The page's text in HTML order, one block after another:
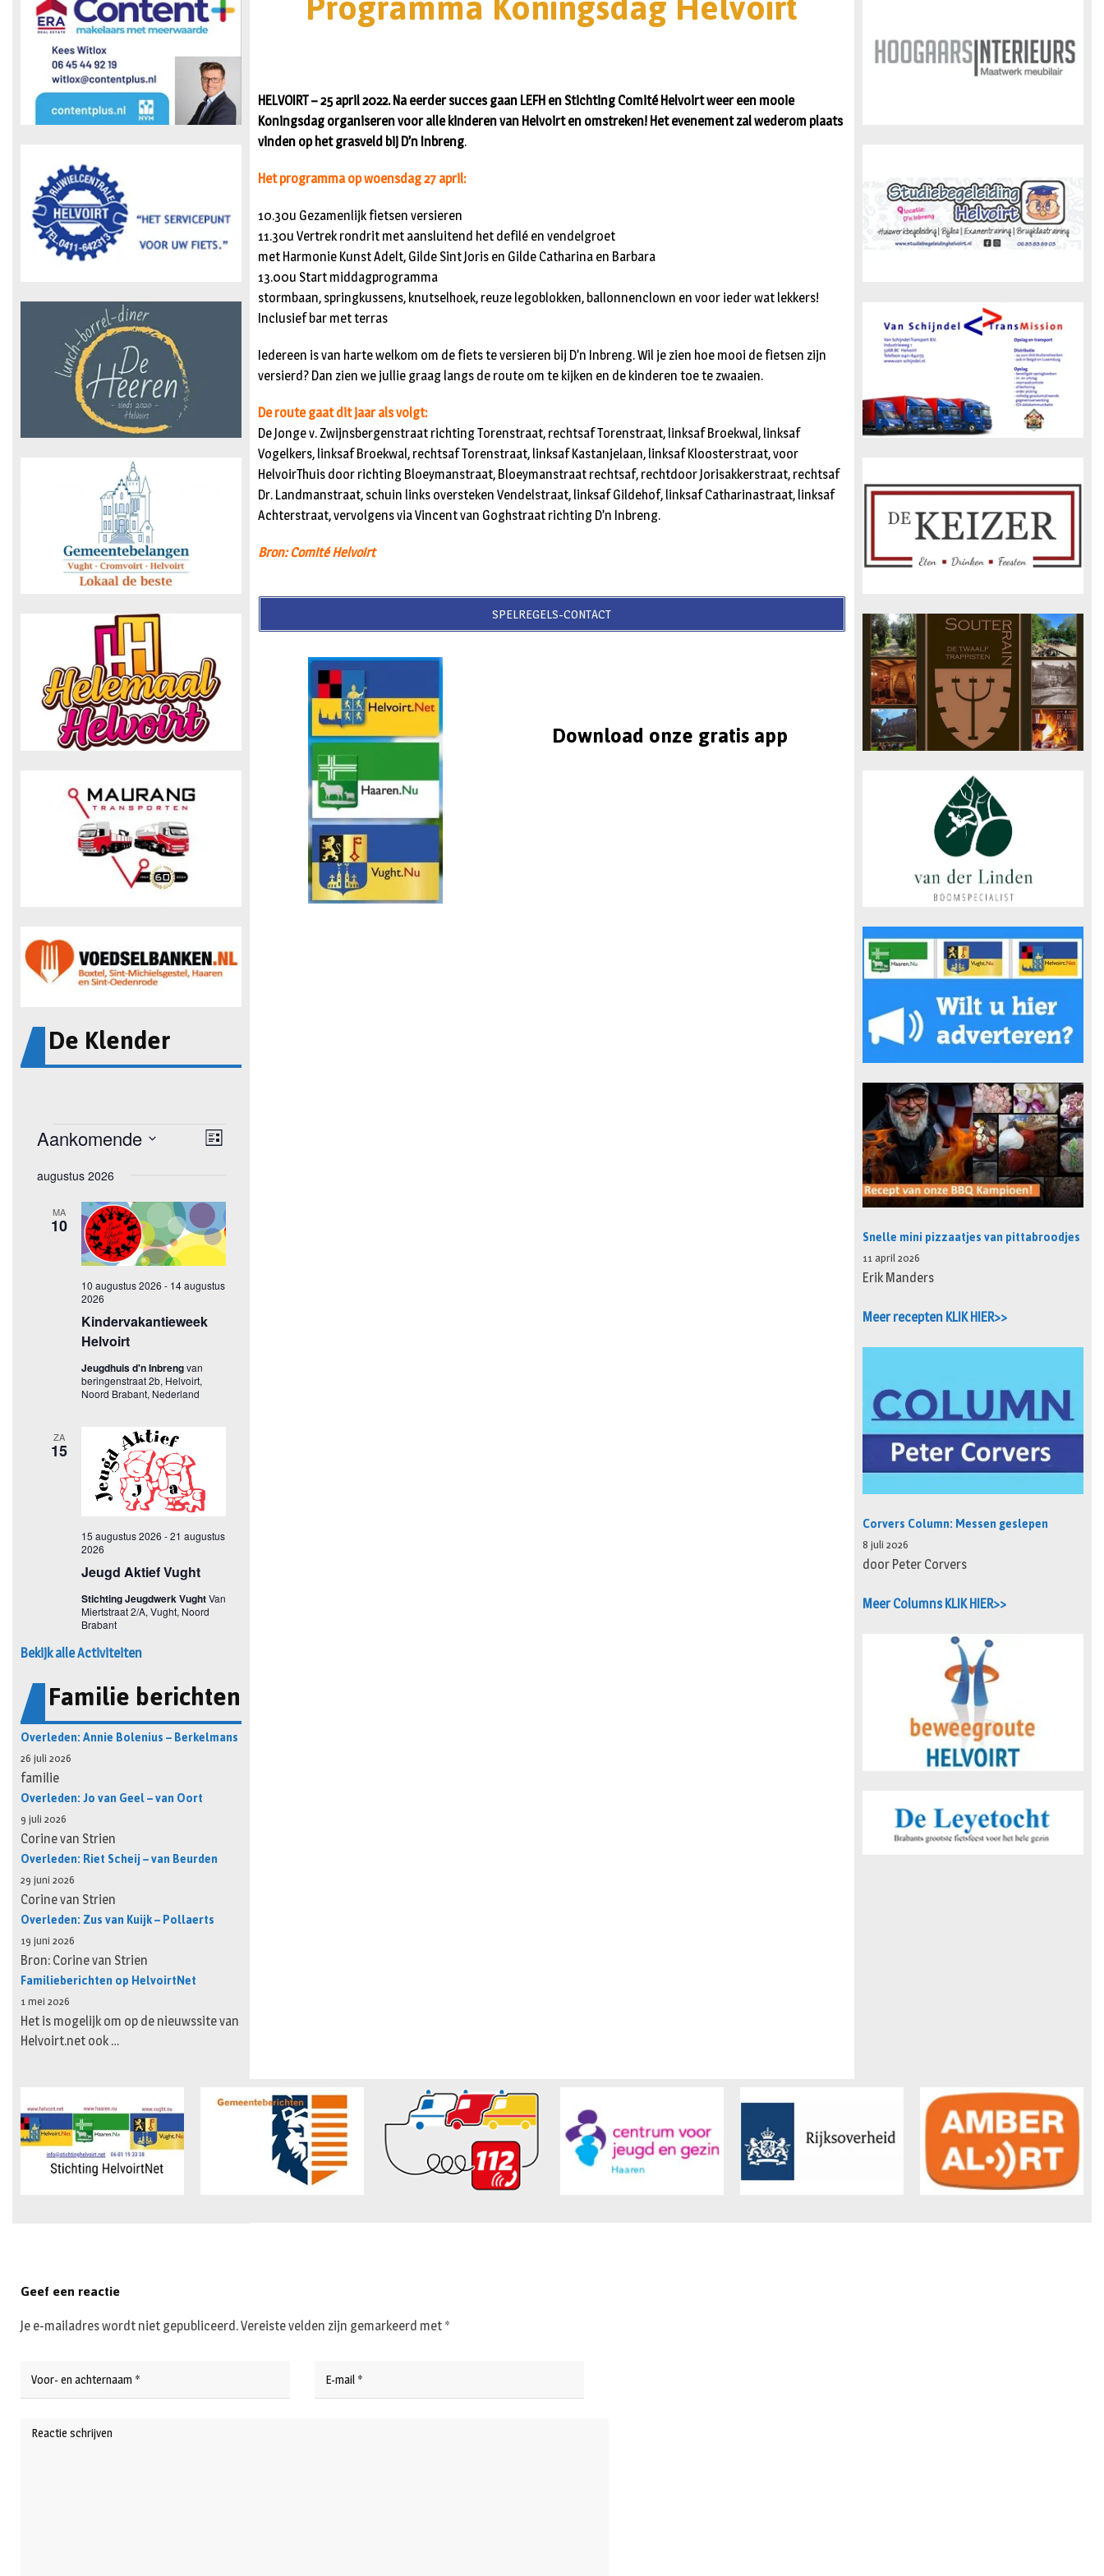
De Klender
Bekijk alle Activiteiten
Familie berichten
Overleden: Annie Bolenius – Berkelmans
26 juli 2026
familie
Overleden: Jo van Geel – van Oort
9 juli 2026
Corine van Strien
Overleden: Riet Scheij – van Beurden
29 juni 2026
Corine van Strien
Overleden: Zus van Kuijk – Pollaerts
19 juni 2026
Bron: Corine van Strien
Familieberichten op HelvoirtNet
1 mei 2026
Het is mogelijk om op de nieuwssite van
Helvoirt.net ook …
HELVOIRT – 25 april 2022. Na eerder succes gaan LEFH en Stichting Comité Helvoirt weer een mooie
Koningsdag organiseren voor alle kinderen van Helvoirt en omstreken! Het evenement zal wederom plaats
vinden op het grasveld bij D’n Inbreng.
Het programma op woensdag 27 april:
10.30u Gezamenlijk fietsen versieren
11.30u Vertrek rondrit met aansluitend het defilé en vendelgroet
met Harmonie Kunst Adelt, Gilde Sint Joris en Gilde Catharina en Barbara
13.00u Start middagprogramma
stormbaan, springkussens, knutselhoek, reuze legoblokken, ballonnenclown en voor ieder wat lekkers!
Inclusief bar met terras
Iedereen is van harte welkom om de fiets te versieren bij D’n Inbreng. Wil je zien hoe mooi de fietsen zijn
versierd? Dan zien we jullie graag langs de route om te kijken en de kinderen toe te zwaaien.
De route gaat dit jaar als volgt:
De Jonge v. Zwijnsbergenstraat richting Torenstraat, rechtsaf Torenstraat, linksaf Broekwal, linksaf
Vogelkers, linksaf Broekwal, rechtsaf Torenstraat, linksaf Kastanjelaan, linksaf Kloosterstraat, voor
HelvoirThuis door richting Bloeymanstraat, Bloeymanstraat rechtsaf, rechtdoor Jorisakkerstraat, rechtsaf
Dr. Landmanstraat, schuin links oversteken Vendelstraat, linksaf Gildehof, linksaf Catharinastraat, linksaf
Achterstraat, vervolgens via Vincent van Goghstraat richting D’n Inbreng.
Bron: Comité Helvoirt
SPELREGELS-CONTACT
Download onze gratis app
Snelle mini pizzaatjes van pittabroodjes
11 april 2026
Erik Manders
Meer recepten KLIK HIER>>
Corvers Column: Messen geslepen
8 juli 2026
door Peter Corvers
Meer Columns KLIK HIER>>
Geef een reactie
Je e-mailadres wordt niet gepubliceerd.Vereiste velden zijn gemarkeerd met *